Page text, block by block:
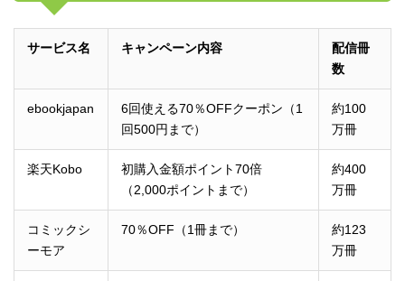
サービス名 キャンペーン内容
配信冊
数
ebookjapan
6回使える70％OFFクーポン（1
回500円まで）
約100
万冊
楽天Kobo
初購入金額ポイント70倍
（2,000ポイントまで）
約400
万冊
コミックシ
ーモア
70％OFF（1冊まで）
約123
万冊